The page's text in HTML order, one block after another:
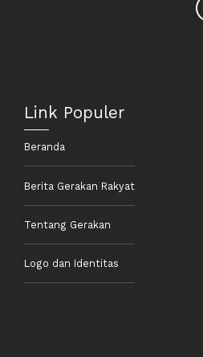
Link Populer
Beranda
Berita Gerakan Rakyat
Tentang Gerakan
Logo dan Identitas